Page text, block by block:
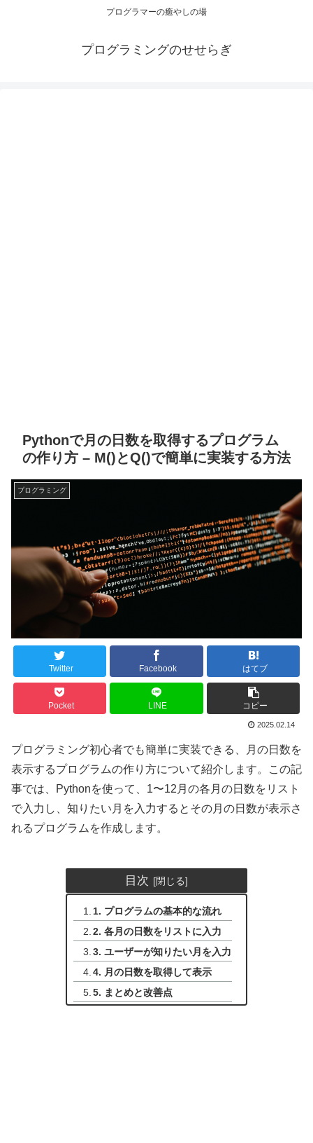
プログラマーの癒やしの場
プログラミングのせせらぎ
Pythonで月の日数を取得するプログラム
の作り方 – M()とQ()で簡単に実装する方法
プログラミング
Twitter Facebook はてブ
Pocket LINE コピー
2025.02.14
プログラミング初心者でも簡単に実装できる、月の日数を
表示するプログラムの作り方について紹介します。この記
事では、Pythonを使って、1〜12月の各月の日数をリスト
で入力し、知りたい月を入力するとその月の日数が表示さ
れるプログラムを作成します。
目次
1. プログラムの基本的な流れ
2. 各月の日数をリストに入力
3. ユーザーが知りたい月を入力
4. 月の日数を取得して表示
5. まとめと改善点